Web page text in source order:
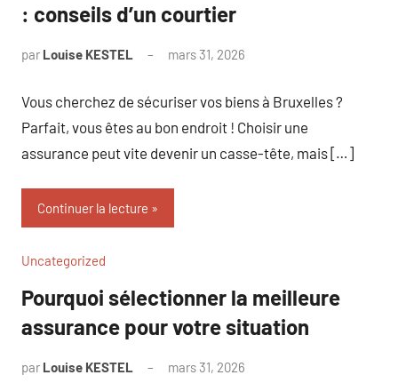
: conseils d’un courtier
par Louise KESTEL mars 31, 2026
Vous cherchez de sécuriser vos biens à Bruxelles ?
Parfait, vous êtes au bon endroit ! Choisir une
assurance peut vite devenir un casse-tête, mais […]
Continuer la lecture
Uncategorized
Pourquoi sélectionner la meilleure
assurance pour votre situation
par Louise KESTEL mars 31, 2026